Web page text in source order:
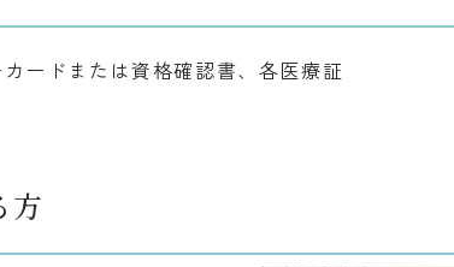
ードまたは資格確認書、各医療証
方